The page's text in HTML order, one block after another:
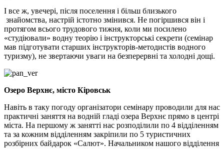
І все ж, увечері, після поселення і більш близького
знайомства, настрій істотно змінився. Не погіршився він і
протягом всього трудового тижня, коли ми посилено
«студіювали» водну теорію і інструкторські секрети (семінар
мав підготувати старших інструкторів-методистів водного
туризму), не звертаючи уваги на безперервні та холодні дощі.
Озеро Верхнє, місто Кіровськ
Навіть в таку погоду організатори семінару проводили для нас
практичні заняття на водній гладі озера Верхнє прямо в центрі
міста. На першому ж занятті нас розподілили по 4 відділенням
та за кожним відділенням закріпили по 5 туристичних
розбірних байдарок «Салют». Начальником нашого відділення